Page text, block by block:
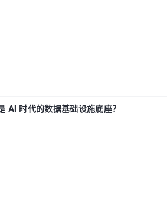
AI 时代的数据基础设施底座？